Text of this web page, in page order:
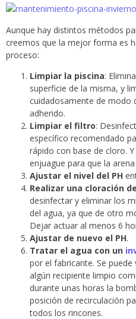
Aunque hay distintos métodos
creemos que la mejor forma es
proceso:
Limpiar la piscina:
superficie de la misma, y
cuidadosamente de modo
adherido.
Limpiar el filtro:
específico recomendado
rápido con base de cloro.
enjuague para que la
Ajustar el nivel del PH
Realizar una cloración
desinfectar y eliminar los
del agua, ya que de otro
Dejar actuar al menos 6
Ajustar de nuevo el PH.
Tratar el agua con un
por el fabricante. Se
algún recipiente limpio
durante unas horas la
posición de recirculación
todos los rincones.